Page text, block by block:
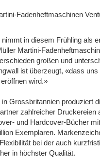
Fadenheftmaschinen
in diesem Frühling als
Martini-
großen und
ist überzeugt, «dass
wird.»
Grossbritannien produziert
zahlreicher Druckereien
und Hardcover-Bücher
Exemplaren.
bei der auch
in höchster Qualität.